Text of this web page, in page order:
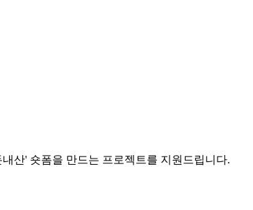
산' 숏폼을 만드는 프로젝트를 지원드립니다.